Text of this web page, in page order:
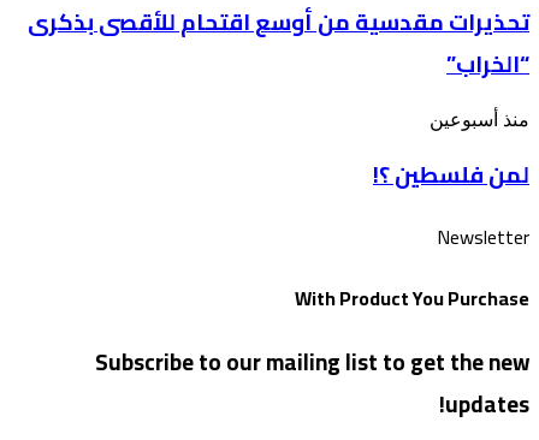
عن
الأقصى
من
أوسع
اقتحام
للأقصى
بذكرى
“الخراب”
تحذيرات مقدسية من أوسع اقتحام للأقصى بذكرى
“الخراب”
لمن
؟!
منذ أسبوعين
لمن فلسطين ؟!
Newsletter
With Product You Purchase
Subscribe to our mailing list to get the new
updates!